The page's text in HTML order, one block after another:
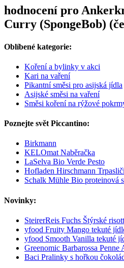
hodnocení pro
Curry (SpongeBob)
Oblíbené kategorie:
Koření a bylinky v akci
Kari na vaření
Pikantní směsi pro asijská jídla
Asijské směsi na vaření
Směsi koření na rýžové
Poznejte svět Piccantino:
Birkmann
KELOmat Naběračka
LaSelva Bio Verde Pesto
Hofladen Hirschmann
Schalk Mühle Bio proteinová
Novinky:
SteirerReis Fuchs Štýrské
yfood Fruity Mango tekuté
yfood Smooth Vanilla tekuté
Greenomic Barbarossa Penne
Baci Pralinky s hořkou